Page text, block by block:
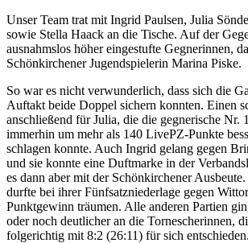
Unser Team trat mit Ingrid Paulsen, Julia
sowie Stella Haack an die Tische. Auf der
ausnahmslos höher eingestufte Gegnerinnen,
Schönkirchener Jugendspielerin Marina Piske.
So war es nicht verwunderlich, dass sich die
Auftakt beide Doppel sichern konnten. Einen
anschließend für Julia, die die gegnerische Nr.
immerhin um mehr als 140 LivePZ-Punkte
schlagen konnte. Auch Ingrid gelang gegen
und sie konnte eine Duftmarke in der
es dann aber mit der Schönkirchener
durfte bei ihrer Fünfsatzniederlage gegen
Punktgewinn träumen. Alle anderen Partien
oder noch deutlicher an die Tornescherinnen,
folgerichtig mit 8:2 (26:11) für sich entschieden.